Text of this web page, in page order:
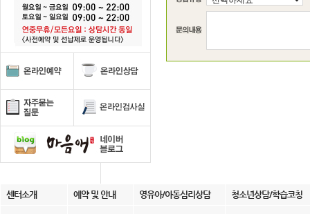
센터소개 예약 및 안내 영유아/아동심리상담 청소년상담/학습코칭